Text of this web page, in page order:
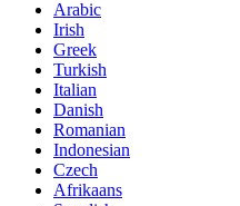
Arabic
Irish
Greek
Turkish
Italian
Danish
Romanian
Indonesian
Czech
Afrikaans